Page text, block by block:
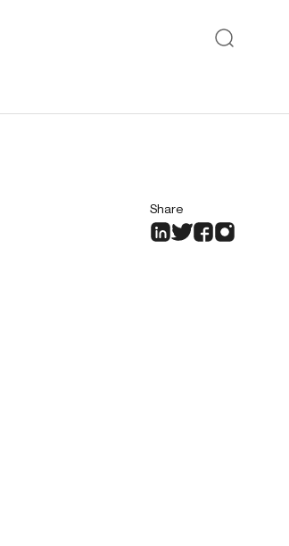
Share